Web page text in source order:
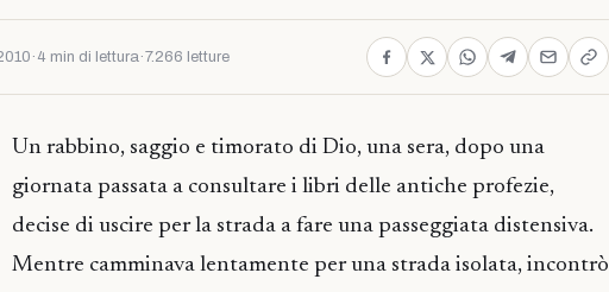
· 4 min di lettura·7.266 letture
Un rabbino, saggio e timorato di Dio, una sera, dopo una
giornata passata a consultare i libri delle antiche profezie,
decise di uscire per la strada a fare una passeggiata distensiva.
Mentre camminava lentamente per una strada isolata, incontrò